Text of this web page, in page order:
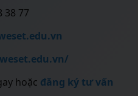
38 77
hoặc đăng ký tư vấn